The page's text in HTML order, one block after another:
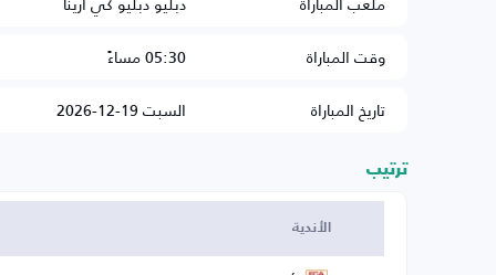
وقت المباراة
05:30 مساءً
تاريخ المباراة
السبت 19-12-2026
ترتيب
الأندية